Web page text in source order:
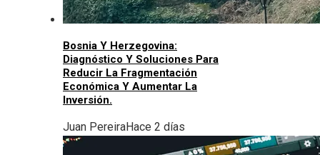
Bosnia Y Herzegovina:
Diagnóstico Y Soluciones Para
Reducir La Fragmentación
Económica Y Aumentar La
Inversión.
Juan PereiraHace 2 días